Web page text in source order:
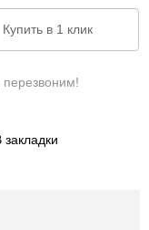
закладки